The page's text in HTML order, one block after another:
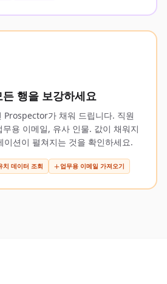
행을 보강하세요
Prospector가 채워 드립니다. 직원
용 이메일, 유사 인물. 값이 채워지
이션이 펼쳐지는 것을 확인하세요.
치 데이터 조회 업무용 이메일 가져오기